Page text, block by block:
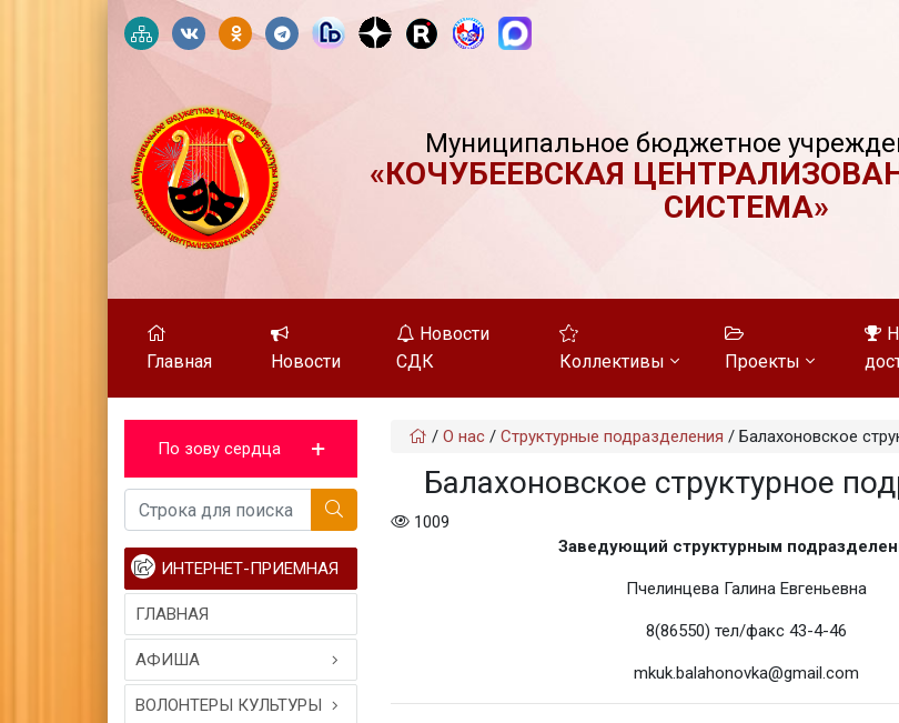
Муниципальное бюджетное
«КОЧУБЕЕВСКАЯ
СИСТЕМА»
Главная Новости
Новости
СДК
Коллективы Проекты
По зову сердца
ИНТЕРНЕТ-ПРИЕМНАЯ
ГЛАВНАЯ
АФИША
ВОЛОНТЕРЫ КУЛЬТУРЫ
/ О нас/ Структурные подразделения / Балахоновское
Балахоновское структурное
1009
Заведующий структурным
Пчелинцева Галина Евгеньевна
8(86550) тел/факс 43-4-46
mkuk.balahonovka@gmail.com